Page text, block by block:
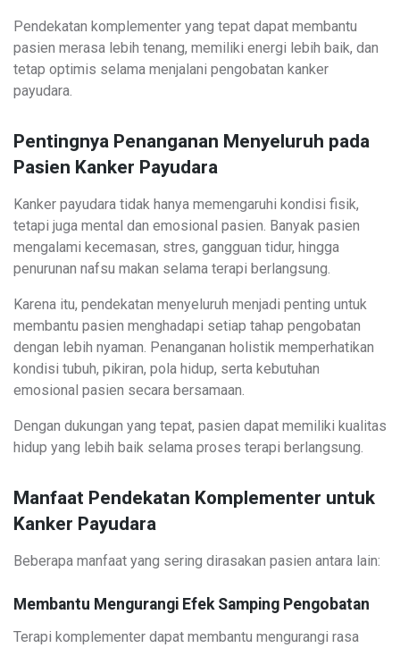
Pendekatan komplementer yang tepat dapat membantu
pasien merasa lebih tenang, memiliki energi lebih baik, dan
tetap optimis selama menjalani pengobatan kanker
payudara.
Pentingnya Penanganan Menyeluruh pada
Pasien Kanker Payudara
Kanker payudara tidak hanya memengaruhi kondisi fisik,
tetapi juga mental dan emosional pasien. Banyak pasien
mengalami kecemasan, stres, gangguan tidur, hingga
penurunan nafsu makan selama terapi berlangsung.
Karena itu, pendekatan menyeluruh menjadi penting untuk
membantu pasien menghadapi setiap tahap pengobatan
dengan lebih nyaman. Penanganan holistik memperhatikan
kondisi tubuh, pikiran, pola hidup, serta kebutuhan
emosional pasien secara bersamaan.
Dengan dukungan yang tepat, pasien dapat memiliki kualitas
hidup yang lebih baik selama proses terapi berlangsung.
Manfaat Pendekatan Komplementer untuk
Kanker Payudara
Beberapa manfaat yang sering dirasakan pasien antara lain:
Membantu Mengurangi Efek Samping Pengobatan
Terapi komplementer dapat membantu mengurangi rasa